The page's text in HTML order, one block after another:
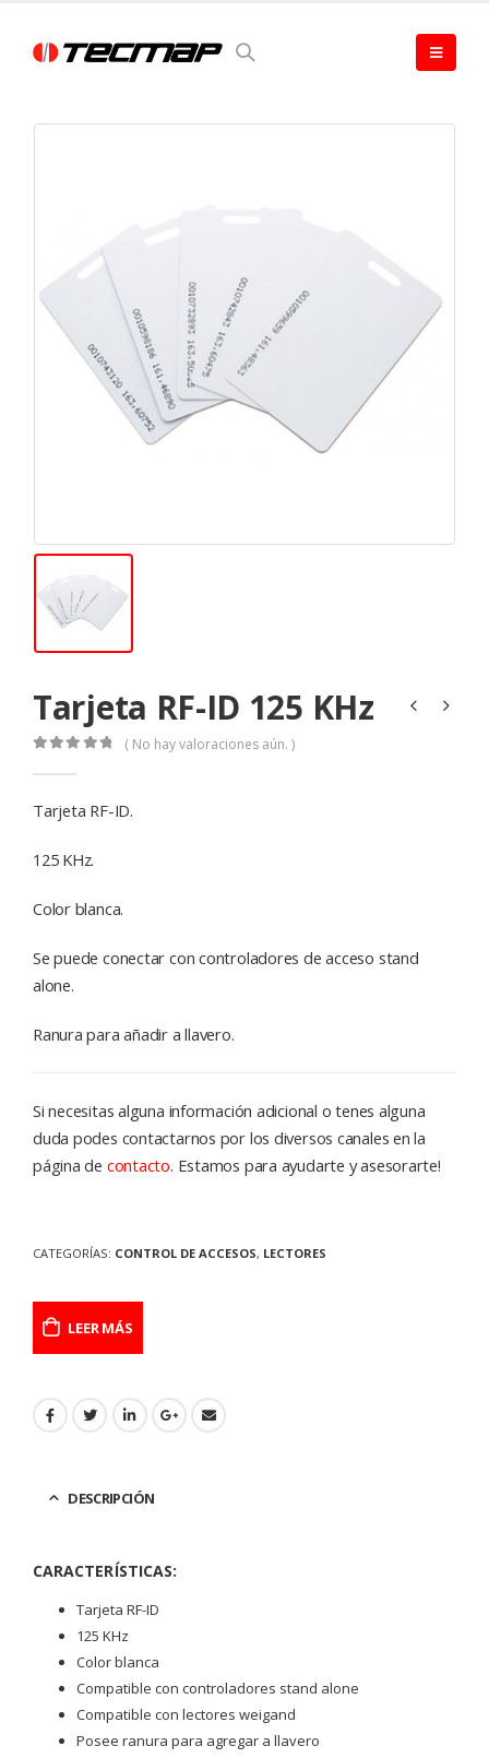
Tarjeta RF-ID 125 KHz
( No hay valoraciones aún. )
Tarjeta RF-ID.
125 KHz.
Color blanca.
Se puede conectar con controladores de acceso stand
alone.
Ranura para añadir a llavero.
Si necesitas alguna información adicional o tenes alguna
duda podes contactarnos por los diversos canales en la
página de contacto. Estamos para ayudarte y asesorarte!
CATEGORÍAS: CONTROL DE ACCESOS, LECTORES
LEER MÁS
DESCRIPCIÓN
CARACTERÍSTICAS:
Tarjeta RF-ID
125 KHz
Color blanca
Compatible con controladores stand alone
Compatible con lectores weigand
Posee ranura para agregar a llavero